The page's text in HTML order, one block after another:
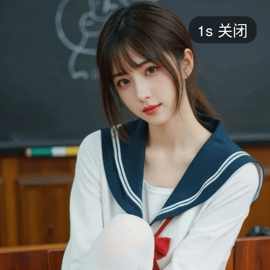
短剧
最热 添加 评分
都市 甜宠 逆袭 玄幻
2025 2024 2023 2022
全部 大陆 香港 台湾 美国 韩国 日本
1s 关闭